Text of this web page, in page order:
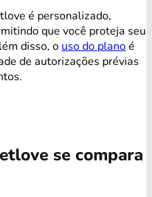
é personalizado,
que você proteja seu
disso, o uso do planoé
de autorizações prévias
se compara